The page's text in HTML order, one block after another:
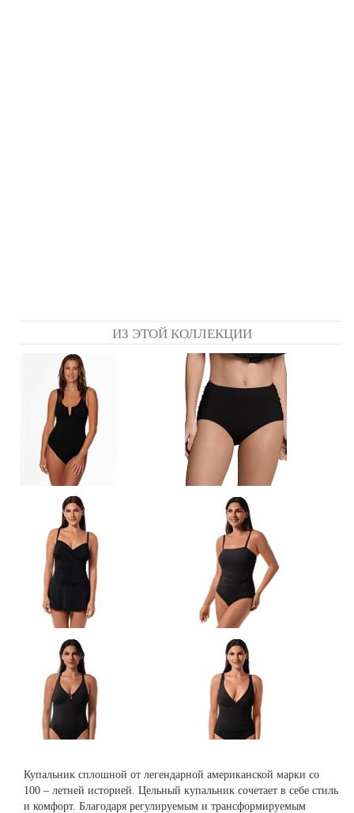
ИЗ ЭТОЙ КОЛЛЕКЦИИ
Купальник сплошной от легендарной американской марки со
100 – летней историей. Цельный купальник сочетает в себе стиль
и комфорт. Благодаря регулируемым и трансформируемым